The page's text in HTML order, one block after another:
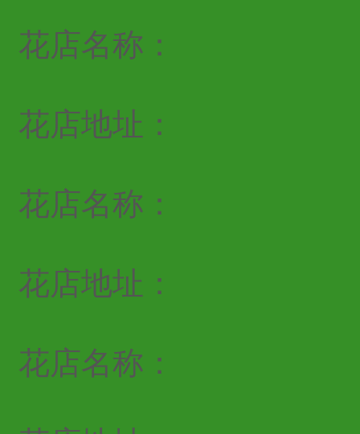
花店名称：
花店地址：
花店名称：
花店地址：
花店名称：